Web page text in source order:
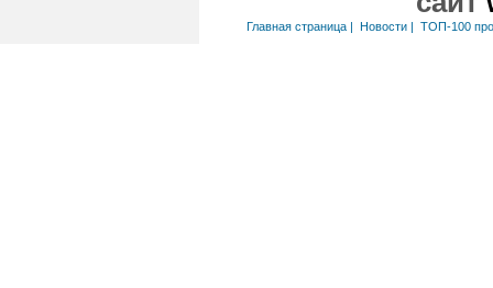
Главная страница| Новости| ТОП-100